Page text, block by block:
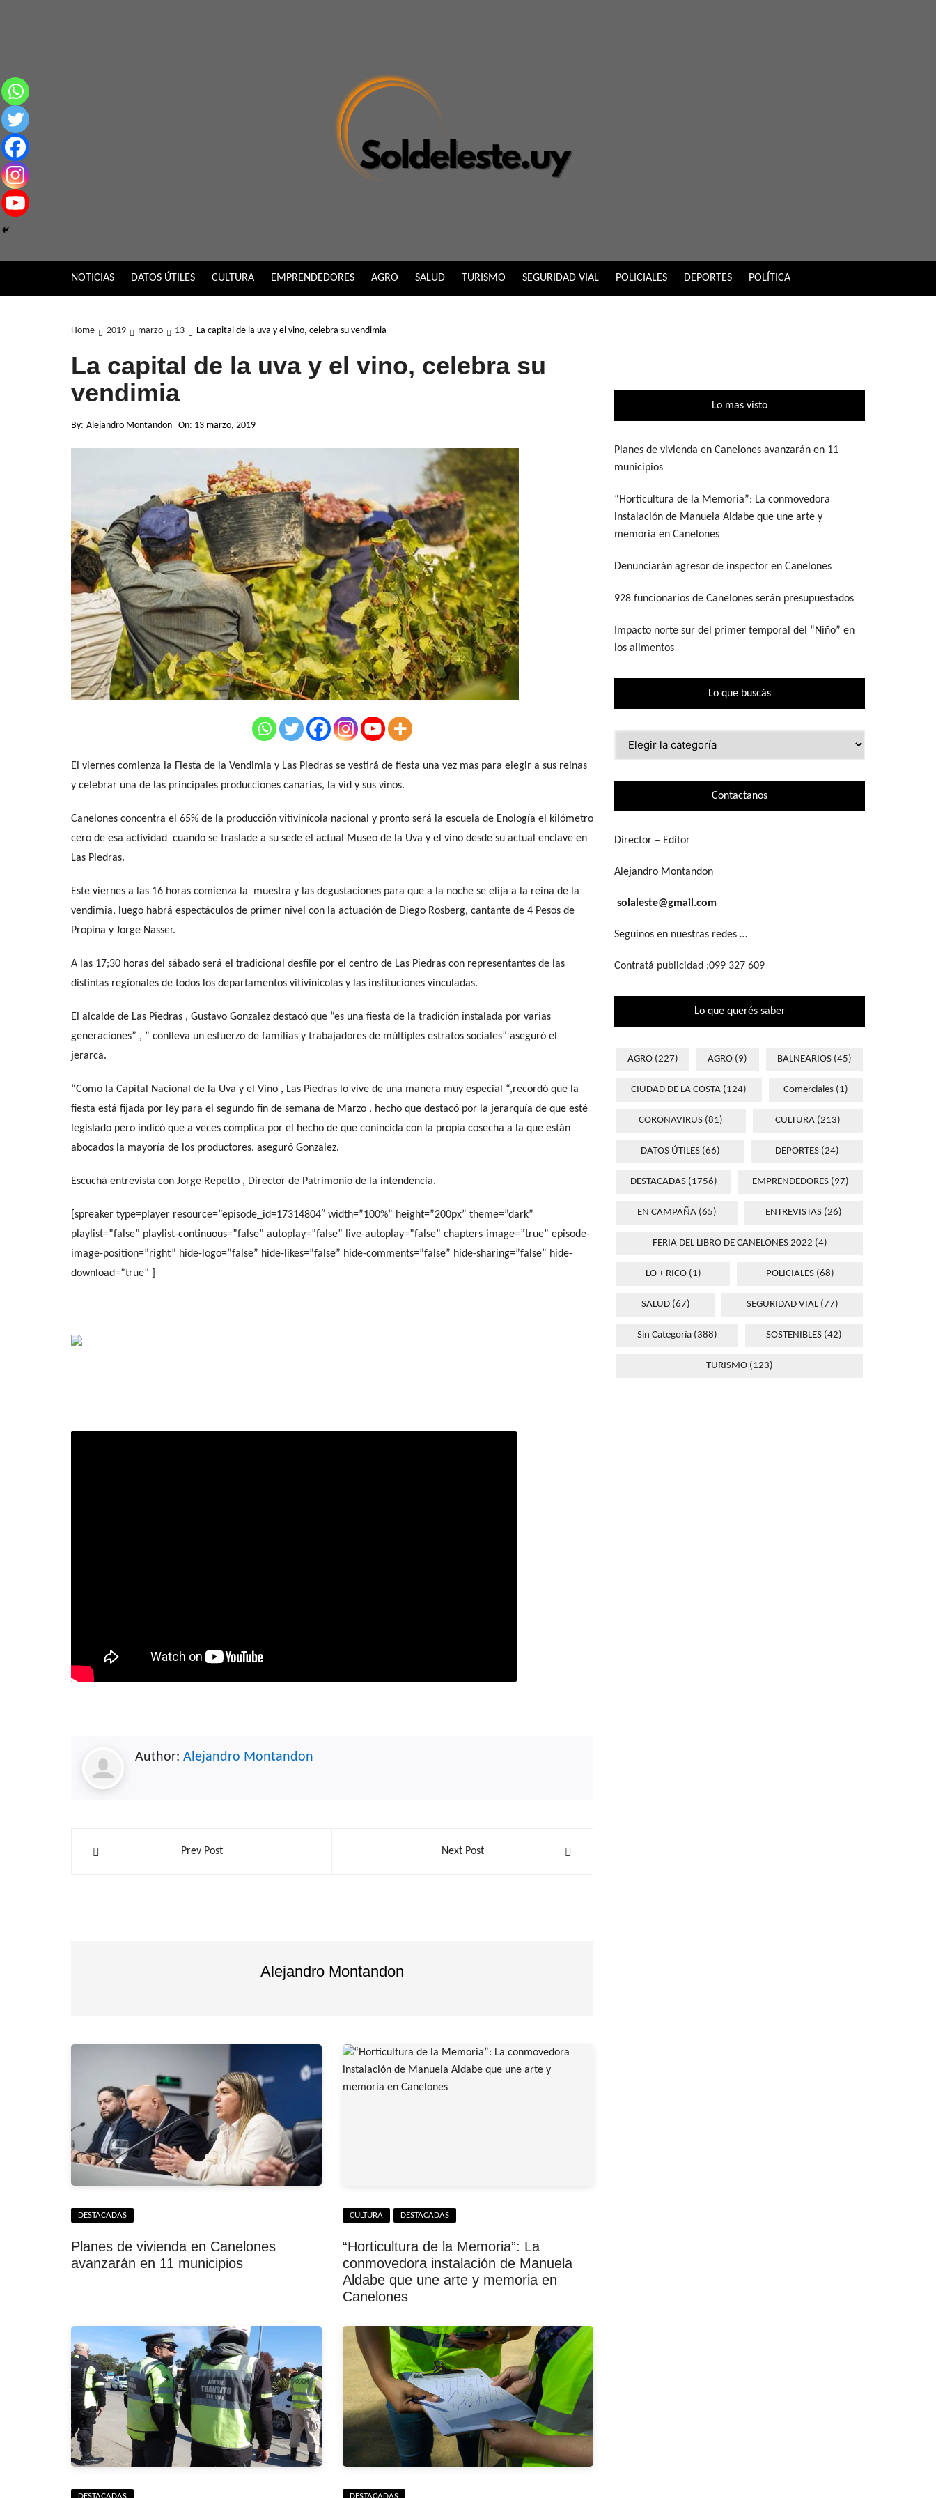
NOTICIAS DATOS ÚTILES CULTURA EMPRENDEDORES AGRO SALUD TURISMO SEGURIDAD VIAL POLICIALES DEPORTES POLÍTICA
Home 2019 marzo 13 La capital de la uva y el vino, celebra su vendimia
La capital de la uva y el vino, celebra su
vendimia
By: Alejandro Montandon On: 13 marzo, 2019
El viernes comienza la Fiesta de la Vendimia y Las Piedras se vestirá de fiesta una vez mas para elegir a sus reinas
y celebrar una de las principales producciones canarias, la vid y sus vinos.
Canelones concentra el 65% de la producción vitivinícola nacional y pronto será la escuela de Enología el kilómetro
cero de esa actividad cuando se traslade a su sede el actual Museo de la Uva y el vino desde su actual enclave en
Las Piedras.
Este viernes a las 16 horas comienza la muestra y las degustaciones para que a la noche se elija a la reina de la
vendimia, luego habrá espectáculos de primer nivel con la actuación de Diego Rosberg, cantante de 4 Pesos de
Propina y Jorge Nasser.
A las 17;30 horas del sábado será el tradicional desfile por el centro de Las Piedras con representantes de las
distintas regionales de todos los departamentos vitivinícolas y las instituciones vinculadas.
El alcalde de Las Piedras , Gustavo Gonzalez destacó que “es una fiesta de la tradición instalada por varias
generaciones” , ” conlleva un esfuerzo de familias y trabajadores de múltiples estratos sociales” aseguró el
jerarca.
“Como la Capital Nacional de la Uva y el Vino , Las Piedras lo vive de una manera muy especial “,recordó que la
fiesta está fijada por ley para el segundo fin de semana de Marzo , hecho que destacó por la jerarquía de que esté
legislado pero indicó que a veces complica por el hecho de que conincida con la propia cosecha a la que están
abocados la mayoría de los productores. aseguró Gonzalez.
Escuchá entrevista con Jorge Repetto , Director de Patrimonio de la intendencia.
[spreaker type=player resource=”episode_id=17314804″ width=”100%” height=”200px” theme=”dark”
playlist=”false” playlist-continuous=”false” autoplay=”false” live-autoplay=”false” chapters-image=”true” episode-
image-position=”right” hide-logo=”false” hide-likes=”false” hide-comments=”false” hide-sharing=”false” hide-
download=”true” ]
Author: Alejandro Montandon
NavegaciónPrev Post Next Post
Alejandro Montandon
DESTACADAS
Planes de vivienda en Canelones
avanzarán en 11 municipios
CULTURA DESTACADAS
“Horticultura de la Memoria”: La
conmovedora instalación de Manuela
Aldabe que une arte y memoria en
Canelones
Lo mas visto
Planes de vivienda en Canelones avanzarán en 11
municipios
“Horticultura de la Memoria”: La conmovedora
instalación de Manuela Aldabe que une arte y
memoria en Canelones
Denunciarán agresor de inspector en Canelones
928 funcionarios de Canelones serán presupuestados
Impacto norte sur del primer temporal del “Niño” en
los alimentos
Lo que buscás
Contactanos
Director – Editor
Alejandro Montandon
solaleste@gmail.com
Seguinos en nuestras redes …
Contratá publicidad :099 327 609
Lo que querés saber
AGRO (227) AGRO (9) BALNEARIOS(45)
CIUDAD DE LA COSTA (124) Comerciales(1)
CORONAVIRUS (81) CULTURA(213)
DATOS ÚTILES(66) DEPORTES(24)
DESTACADAS (1756) EMPRENDEDORES (97)
EN CAMPAÑA (65) ENTREVISTAS (26)
FERIA DEL LIBRO DE CANELONES 2022 (4)
LO + RICO(1) POLICIALES(68)
SALUD(67) SEGURIDAD VIAL(77)
Sin Categoría (388) SOSTENIBLES (42)
TURISMO (123)